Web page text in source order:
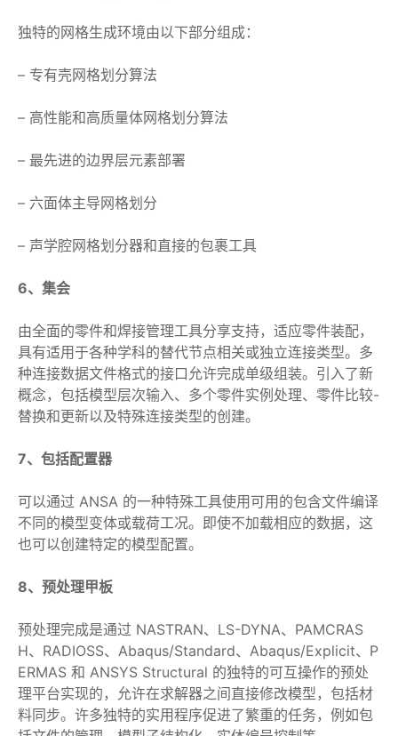
独特的网格生成环境由以下部分组成：
– 专有壳网格划分算法
– 高性能和高质量体网格划分算法
– 最先进的边界层元素部署
– 六面体主导网格划分
– 声学腔网格划分器和直接的包裹工具
6、集会
由全面的零件和焊接管理工具分享支持，适应零件装配，
具有适用于各种学科的替代节点相关或独立连接类型。多
种连接数据文件格式的接口允许完成单级组装。引入了新
概念，包括模型层次输入、多个零件实例处理、零件比较-
替换和更新以及特殊连接类型的创建。
7、包括配置器
可以通过 ANSA 的一种特殊工具使用可用的包含文件编译
不同的模型变体或载荷工况。即使不加载相应的数据，这
也可以创建特定的模型配置。
8、预处理甲板
预处理完成是通过 NASTRAN、LS-DYNA、PAMCRAS
H、RADIOSS、Abaqus/Standard、Abaqus/Explicit、P
ERMAS 和 ANSYS Structural 的独特的可互操作的预处
理平台实现的，允许在求解器之间直接修改模型，包括材
料同步。许多独特的实用程序促进了繁重的任务，例如包